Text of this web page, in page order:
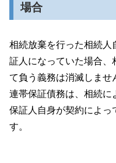
場合
相続放棄を行った相続人
証人になっていた場合、
て負う義務は消滅しませ
連帯保証債務は、相続に
保証人自身が契約によっ
す。